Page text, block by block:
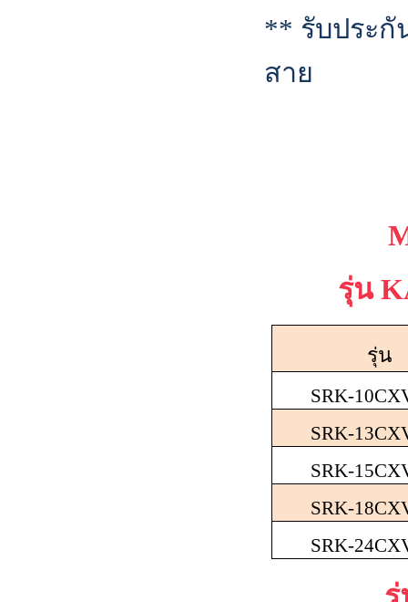
** รับประกั
สาย
รุ่น
รุ่น
SRK-
SRK-
SRK-
SRK-
SRK-